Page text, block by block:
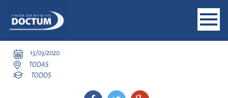
15/03/2020
TODAS
TODOS